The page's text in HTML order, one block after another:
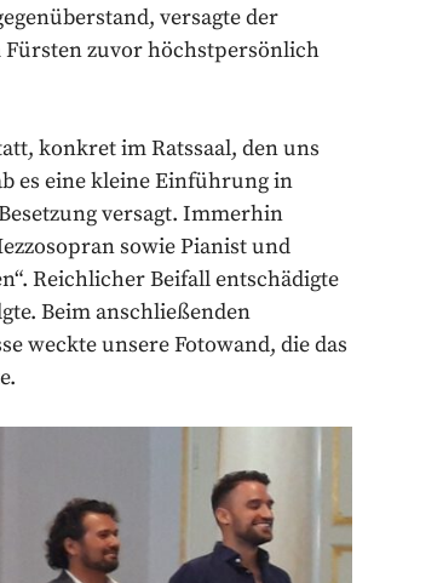
versagte der
Fürsten zuvor höchstpersönlich
konkret im Ratssaal, den uns
es eine kleine Einführung in
versagt. Immerhin
sowie Pianist und
Reichlicher Beifall entschädigte
Beim anschließenden
weckte unsere Fotowand, die das